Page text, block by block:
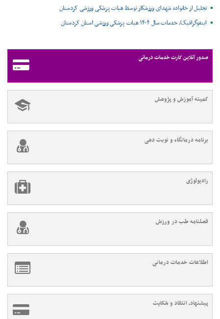
تجلیل از خانواده شهدای ورزشکار توسط هیات پزشکی ورزشی کردستان
اینفوگرافیک/ خدمات سال ۱۴۰۴ هیات پزشکی ورزشی استان کردستان
صدور آنلاین کارت خدمات درمانی
کمیته آموزش و پژوهش
برنامه درمانگاه و نوبت دهی
رادیولوژی
فصلنامه طب در ورزش
اطلاعات خدمات درمانی
پیشنهاد، انتقاد و شکایت